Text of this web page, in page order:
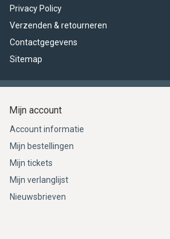
Privacy Policy
Verzenden & retourneren
Contactgegevens
Sitemap
Mijn account
Account informatie
Mijn bestellingen
Mijn tickets
Mijn verlanglijst
Nieuwsbrieven